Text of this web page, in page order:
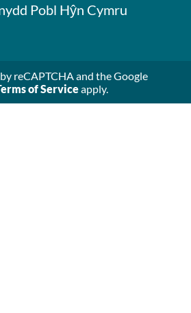
Pobl Hŷn Cymru
reCAPTCHA and the Google
of Serviceapply.